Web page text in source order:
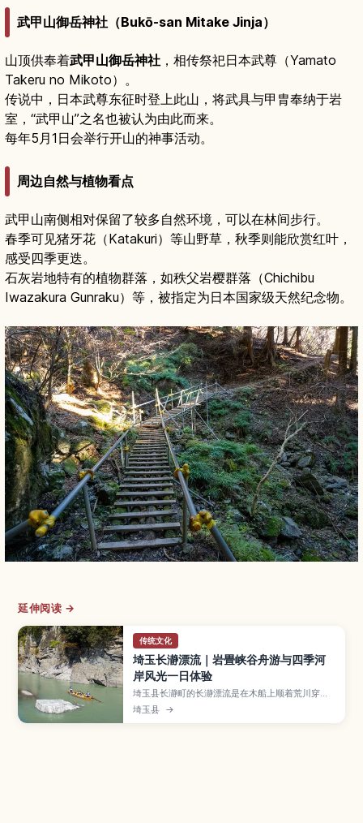
武甲山御岳神社（Bukō-san Mitake Jinja）
山顶供奉着武甲山御岳神社 ，相传祭祀日本武尊（Yamato
Takeru no Mikoto）。
传说中，日本武尊东征时登上此山，将武具与甲胄奉纳于岩
室，“武甲山”之名也被认为由此而来。
每年5月1日会举行开山的神事活动。
周边自然与植物看点
武甲山南侧相对保留了较多自然环境，可以在林间步行。
春季可见猪牙花（Katakuri）等山野草，秋季则能欣赏红叶，
感受四季更迭。
石灰岩地特有的植物群落，如秩父岩樱群落（Chichibu
Iwazakura Gunraku）等，被指定为日本国家级天然纪念物。
延伸阅读 →
传统文化
埼玉长瀞漂流｜岩畳峡谷舟游与四季河
岸风光一日体验
埼玉县长瀞町的长瀞漂流是在木船上顺着荒川穿行
峡谷的经典体验，途中可近距离欣赏被称为“岩畳”
的奇岩和四季变换的溪谷景色。本文将介绍各类路
埼玉县 →